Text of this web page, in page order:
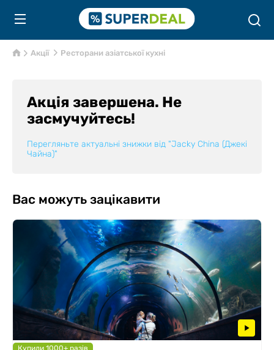
Акції Ресторани азіатської кухні
Акція завершена. Не
засмучуйтесь!
Перегляньте актуальні знижки від "Jacky China (Джекі
Чайна)"
Вас можуть зацікавити
Купили 1000+ разів